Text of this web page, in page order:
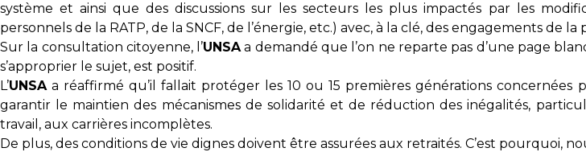
système et ainsi que des discussions sur les secteurs les plus impactés par les
personnels de la RATP, de la SNCF, de l’énergie, etc.) avec, à la clé, des engagements de
Sur la consultation citoyenne, l’UNSAa demandé que l’on ne reparte pas d’une page
s’approprier le sujet, est positif.
L’UNSAa réaffirmé qu’il fallait protéger les 10 ou 15 premières générations
garantir le maintien des mécanismes de solidarité et de réduction des inégalités,
travail, aux carrières incomplètes.
De plus, des conditions de vie dignes doivent être assurées aux retraités. C’est pourquoi,